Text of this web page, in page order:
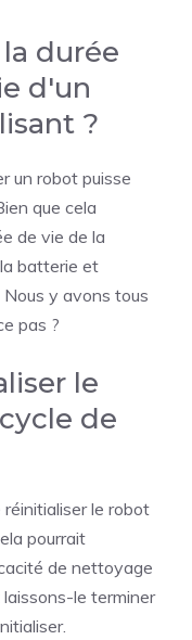
durée
d'un
?
un robot puisse
que cela
de vie de la
batterie et
y avons tous
pas ?
le
de
le robot
pourrait
de nettoyage
le terminer